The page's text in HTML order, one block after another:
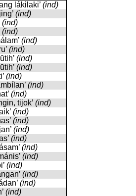
lákilaki’ (ind)
(ind)
(ind)
(ind)
(ind)
(ind)
(ind)
(ind)
(ind)
(ind)
(ind)
tijok’ (ind)
(ind)
(ind)
(ind)
(ind)
(ind)
(ind)
(ind)
(ind)
(ind)
(ind)